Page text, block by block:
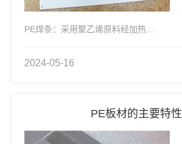
PE焊条：采用聚乙烯原料经加热...
2024-05-16
PE板材的主要特性